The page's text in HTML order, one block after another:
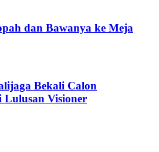
dan Bawanya ke Meja
Bekali Calon
Lulusan Visioner